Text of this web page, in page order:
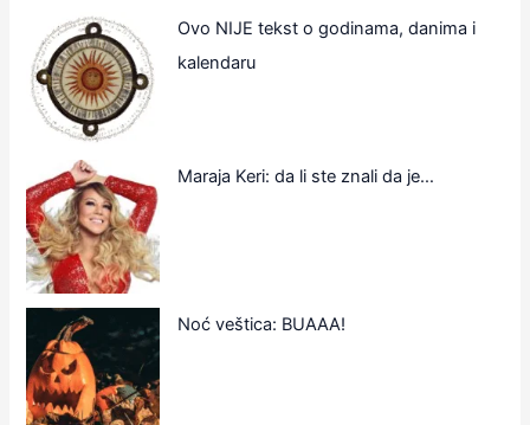
Ovo NIJE tekst o godinama, danima i
kalendaru
Maraja Keri: da li ste znali da je…
Noć veštica: BUAAA!